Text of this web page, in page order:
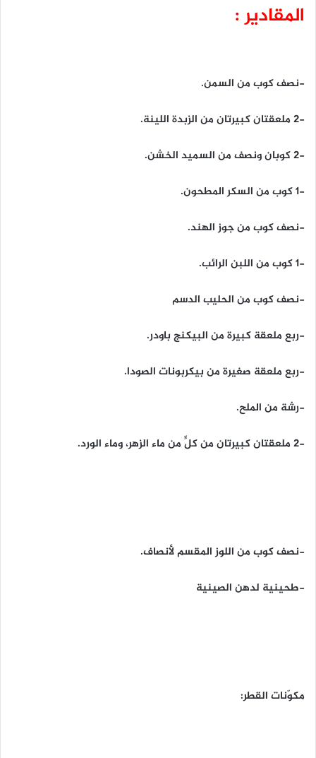
المقادير :
-نصف كوب من السمن.
-2 ملعقتان كبيرتان من الزبدة اللينة.
-2 كوبان ونصف من السميد الخشن.
-1 كوب من السكر المطحون.
-نصف كوب من جوز الهند.
-1 كوب من اللبن الرائب.
-نصف كوب من الحليب الدسم
-ربع ملعقة كبيرة من البيكنج باودر.
-ربع ملعقة صغيرة من بيكربونات الصودا.
-رشة من الملح.
-2 ملعقتان كبيرتان من كلٍّ من ماء الزهر، وماء الورد.
-نصف كوب من اللوز المقسم لأنصاف.
-طحينية لدهن الصينية
مكوّنات القطر: